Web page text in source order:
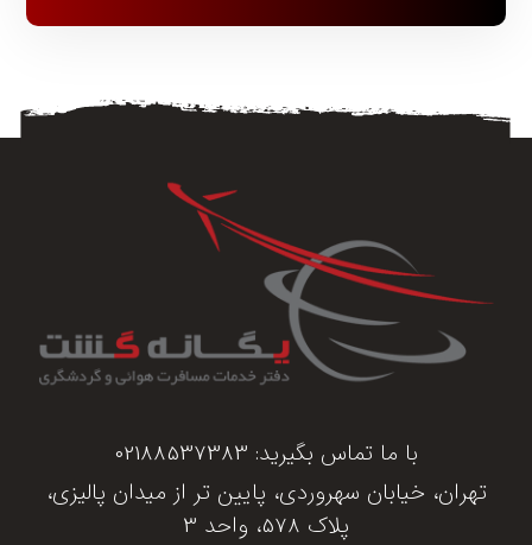
با ما تماس بگیرید: 02188537383
تهران، خیابان سهروردی، پایین تر از میدان پالیزی،
پلاک 578، واحد 3